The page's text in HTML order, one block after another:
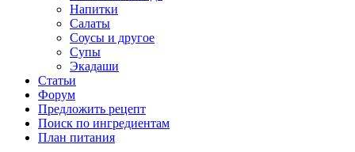
Напитки
Салаты
Соусы и другое
Супы
Экадаши
Статьи
Форум
Предложить рецепт
Поиск по ингредиентам
План питания